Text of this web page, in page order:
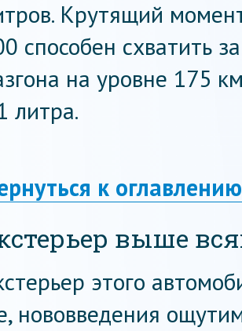
Крутящий
способен схватить
на уровне 175
литра.
к оглавлению
выше
этого
нововведения